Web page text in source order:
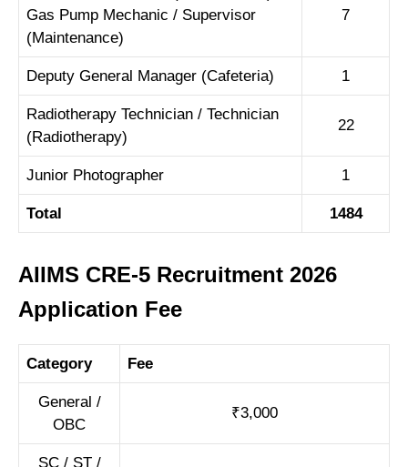
Gas Pump Mechanic / Supervisor
(Maintenance)
7
Deputy General Manager (Cafeteria) 1
Radiotherapy Technician / Technician
(Radiotherapy)
22
Junior Photographer 1
Total 1484
AIIMS CRE-5 Recruitment 2026
Application Fee
Category Fee
General /
OBC
₹3,000
SC / ST /